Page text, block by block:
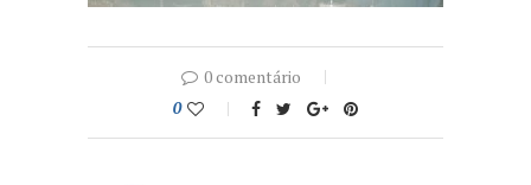
0 comentário
0